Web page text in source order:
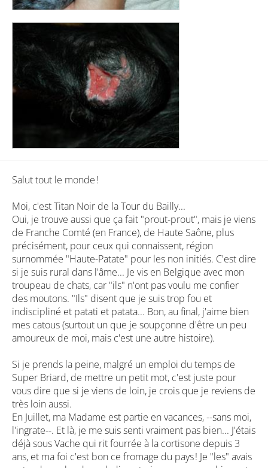
Salut tout le monde !
Moi, c'est Titan Noir de la Tour du Bailly...
Oui, je trouve aussi que ça fait "prout-prout", mais je viens
de Franche Comté (en France), de Haute Saône, plus
précisément, pour ceux qui connaissent, région
surnommée "Haute-Patate" pour les non initiés. C'est dire
si je suis rural dans l'âme... Je vis en Belgique avec mon
troupeau de chats, car "ils" n'ont pas voulu me confier
des moutons. "Ils" disent que je suis trop fou et
indiscipliné et patati et patata... Bon, au final, j'aime bien
mes catous (surtout un que je soupçonne d'être un peu
amoureux de moi, mais c'est une autre histoire).
Si je prends la peine, malgré un emploi du temps de
Super Briard, de mettre un petit mot, c'est juste pour
vous dire que si je viens de loin, je crois que je reviens de
très loin aussi.
En Juillet, ma Madame est partie en vacances, --sans moi,
l'ingrate--. Et là, je me suis senti vraiment pas bien... J'étais
déjà sous Vache qui rit fourrée à la cortisone depuis 3
ans, et ma foi c'est bon ce fromage du pays ! Je "les" avais